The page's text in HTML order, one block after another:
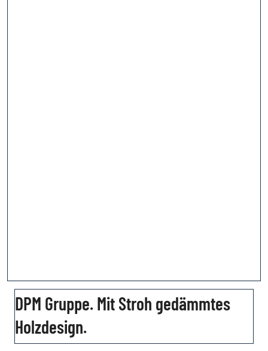
DPM Gruppe. Mit Stroh gedämmtes
Holzdesign.